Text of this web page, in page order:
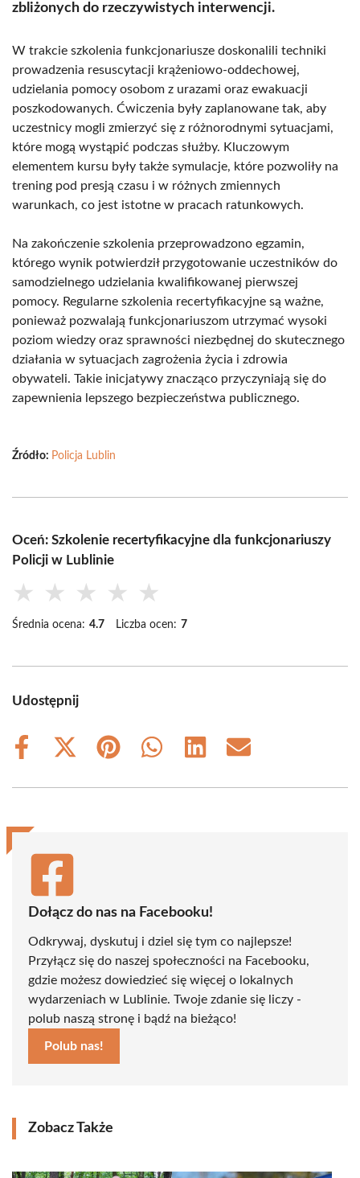
zbliżonych do rzeczywistych interwencji.
W trakcie szkolenia funkcjonariusze doskonalili techniki
prowadzenia resuscytacji krążeniowo-oddechowej,
udzielania pomocy osobom z urazami oraz ewakuacji
poszkodowanych. Ćwiczenia były zaplanowane tak, aby
uczestnicy mogli zmierzyć się z różnorodnymi sytuacjami,
które mogą wystąpić podczas służby. Kluczowym
elementem kursu były także symulacje, które pozwoliły na
trening pod presją czasu i w różnych zmiennych
warunkach, co jest istotne w pracach ratunkowych.
Na zakończenie szkolenia przeprowadzono egzamin,
którego wynik potwierdził przygotowanie uczestników do
samodzielnego udzielania kwalifikowanej pierwszej
pomocy. Regularne szkolenia recertyfikacyjne są ważne,
ponieważ pozwalają funkcjonariuszom utrzymać wysoki
poziom wiedzy oraz sprawności niezbędnej do skutecznego
działania w sytuacjach zagrożenia życia i zdrowia
obywateli. Takie inicjatywy znacząco przyczyniają się do
zapewnienia lepszego bezpieczeństwa publicznego.
Źródło: Policja Lublin
Oceń: Szkolenie recertyfikacyjne dla funkcjonariuszy
Policji w Lublinie
★ ★ ★ ★ ★
Średnia ocena: 4.7 Liczba ocen: 7
Udostępnij
Share
Share
(Twitter)
Share
Share
Share
Share
Dołącz do nas na Facebooku!
Odkrywaj, dyskutuj i dziel się tym co najlepsze!
Przyłącz się do naszej społeczności na Facebooku,
gdzie możesz dowiedzieć się więcej o lokalnych
wydarzeniach w Lublinie. Twoje zdanie się liczy -
polub naszą stronę i bądź na bieżąco!
Polub nas!
Zobacz Także